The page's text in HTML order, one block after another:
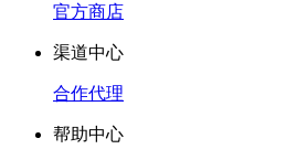
官方商店
渠道中心
合作代理
帮助中心